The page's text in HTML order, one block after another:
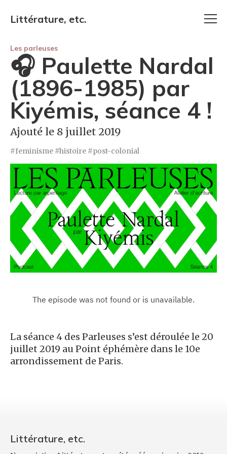
Littérature, etc.
Les parleuses
🎧 Paulette Nardal
(1896-1985) par
Kiyémis, séance 4 !
Ajouté le 8 juillet 2019
feminisme histoire post-colonial
La séance 4 des Parleuses s’est déroulée le 20
juillet 2019 au Point éphémère dans le 10e
arrondissement de Paris.
Littérature, etc.